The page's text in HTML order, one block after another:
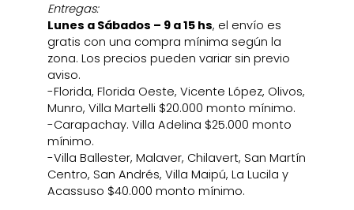
Entregas:
Lunes a Sábados – 9 a 15 hs, el envío es
gratis con una compra mínima según la
zona. Los precios pueden variar sin previo
aviso.
-Florida, Florida Oeste, Vicente López, Olivos,
Munro, Villa Martelli $20.000 monto mínimo.
-Carapachay. Villa Adelina $25.000 monto
mínimo.
-Villa Ballester, Malaver, Chilavert, San Martín
Centro, San Andrés, Villa Maipú, La Lucila y
Acassuso $40.000 monto mínimo.